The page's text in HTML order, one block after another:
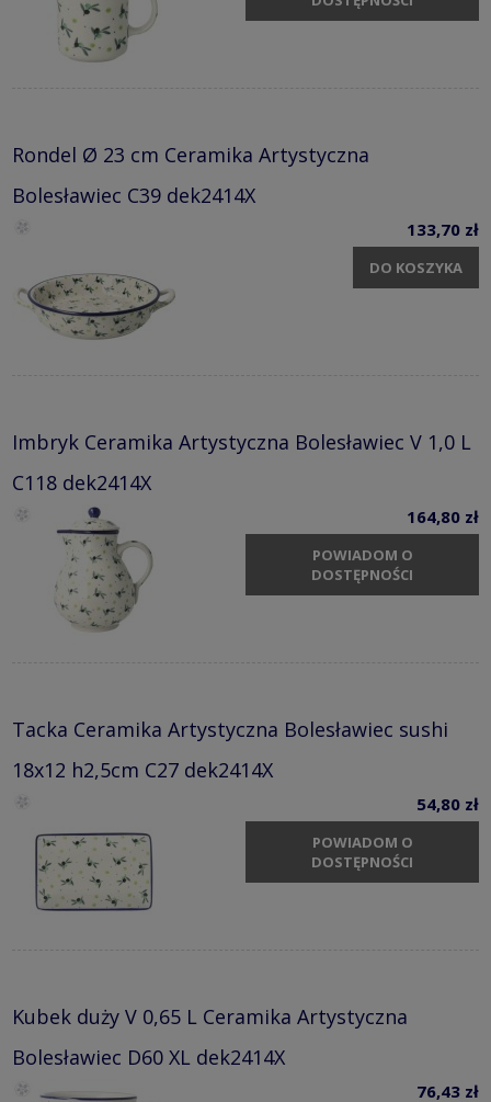
Rondel Ø 23 cm Ceramika Artystyczna
Bolesławiec C39 dek2414X
133,70 zł
DO KOSZYKA
Imbryk Ceramika Artystyczna Bolesławiec V 1,0 L
C118 dek2414X
164,80 zł
POWIADOM O
DOSTĘPNOŚCI
Tacka Ceramika Artystyczna Bolesławiec sushi
18x12 h2,5cm C27 dek2414X
54,80 zł
POWIADOM O
DOSTĘPNOŚCI
Kubek duży V 0,65 L Ceramika Artystyczna
Bolesławiec D60 XL dek2414X
76,43 zł